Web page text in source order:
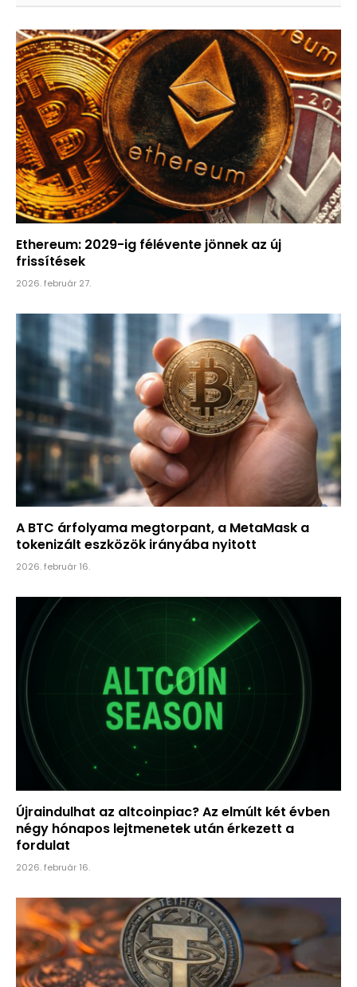
Ethereum: 2029-ig félévente jönnek az új
frissítések
2026. február 27.
A BTC árfolyama megtorpant, a MetaMask a
tokenizált eszközök irányába nyitott
2026. február 16.
Újraindulhat az altcoinpiac? Az elmúlt két évben
négy hónapos lejtmenetek után érkezett a
fordulat
2026. február 16.